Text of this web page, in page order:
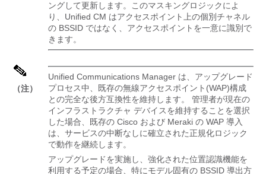
ングして更新します。このマスキングロジックによ
り、Unified CM はアクセスポイント上の個別チャネル
の BSSID ではなく、アクセスポイントを一意に識別で
きます。
（注）
Unified Communications Manager は、アップグレード
プロセス中、既存の無線アクセスポイント(WAP)構成
との完全な後方互換性を維持します。 管理者が現在の
インフラストラクチャ デバイスを維持することを選択
した場合、既存の Cisco および Meraki の WAP 導入
は、サービスの中断なしに確立された正規化ロジック
で動作を継続します。
アップグレードを実施し、強化された位置認識機能を
利用する予定の場合、特にモデル固有の BSSID 導出方